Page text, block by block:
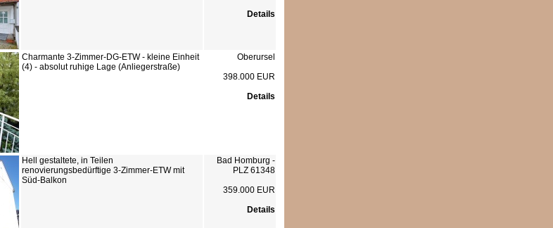
Details
Charmante 3-Zimmer-DG-ETW - kleine Einheit
(4) - absolut ruhige Lage (Anliegerstraße)
Oberursel
398.000 EUR
Details
Hell gestaltete, in Teilen
renovierungsbedürftige 3-Zimmer-ETW mit
Süd-Balkon
Bad Homburg -
PLZ 61348
359.000 EUR
Details